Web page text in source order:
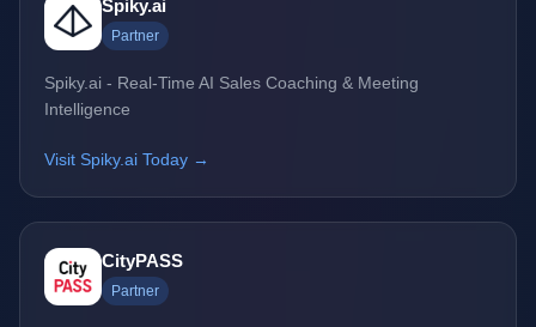
Spiky.ai
Partner
Spiky.ai - Real-Time AI Sales Coaching & Meeting
Intelligence
Visit Spiky.ai Today →
CityPASS
Partner